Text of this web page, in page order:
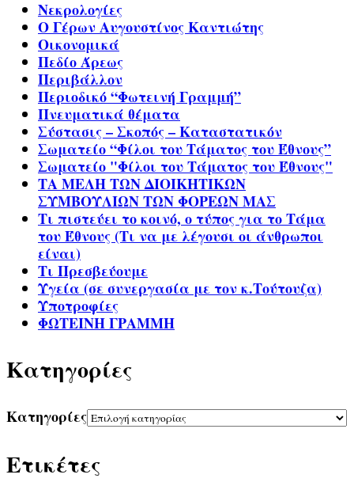
Νεκρολογίες
Ο Γέρων Αυγουστίνος Καντιώτης
Οικονομικά
Πεδίο Άρεως
Περιβάλλον
Περιοδικό “Φωτεινή Γραμμή”
Πνευματικά θέματα
Σύστασις – Σκοπός – Καταστατικόν
Σωματείο “Φίλοι του Τάματος του Έθνους”
Σωματείο "Φίλοι του Τάματος του Έθνους"
ΤΑ ΜΕΛΗ ΤΩΝ ΔΙΟΙΚΗΤΙΚΩΝ
ΣΥΜΒΟΥΛΙΩΝ ΤΩΝ ΦΟΡΕΩΝ ΜΑΣ
Τι πιστεύει το κοινό, ο τύπος για το Τάμα
του Έθνους (Τι να με λέγουσι οι άνθρωποι
είναι)
Τι Πρεσβεύουμε
Υγεία (σε συνεργασία με τον κ.Τούτουζα)
Υποτροφίες
ΦΩΤΕΙΝΗ ΓΡΑΜΜΗ
Kατηγορίες
Kατηγορίες
Ετικέτες